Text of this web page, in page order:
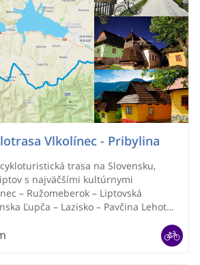
Vlkolínec - Pribylina
trasa na Slovensku,
s najväčšími kultúrnymi
– Ružomeberok – Liptovská
Ľupča – Lazisko – Pavčina Lehota